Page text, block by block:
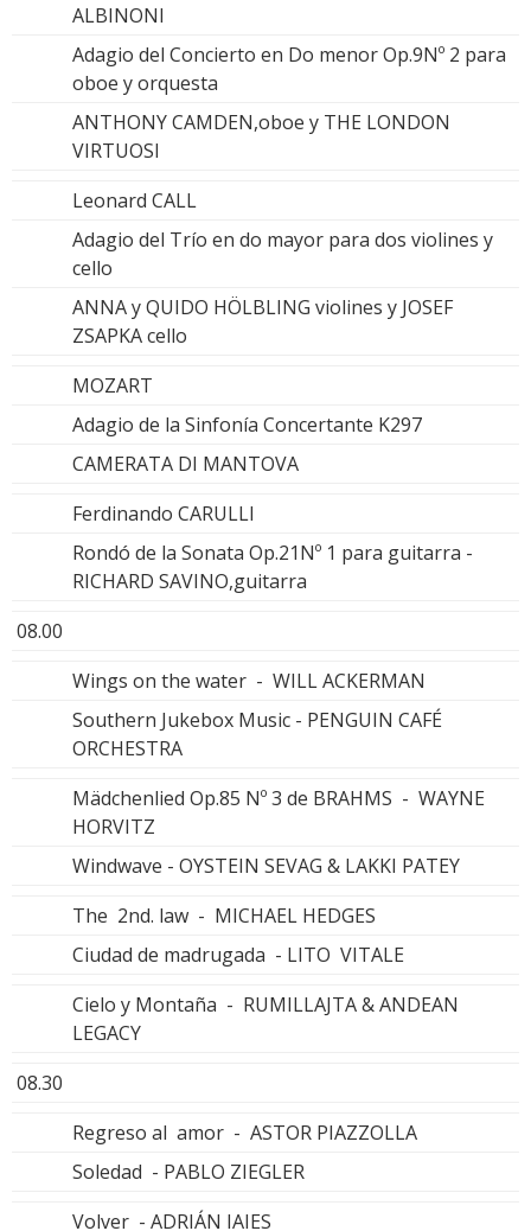
ALBINONI
Adagio del Concierto en Do menor Op.9Nº 2 para
oboe y orquesta
ANTHONY CAMDEN,oboe y THE LONDON
VIRTUOSI
Leonard CALL
Adagio del Trío en do mayor para dos violines y
cello
ANNA y QUIDO HÖLBLING violines y JOSEF
ZSAPKA cello
MOZART
Adagio de la Sinfonía Concertante K297
CAMERATA DI MANTOVA
Ferdinando CARULLI
Rondó de la Sonata Op.21Nº 1 para guitarra -
RICHARD SAVINO,guitarra
08.00
Wings on the water - WILL ACKERMAN
Southern Jukebox Music - PENGUIN CAFÉ
ORCHESTRA
Mädchenlied Op.85 Nº 3 de BRAHMS - WAYNE
HORVITZ
Windwave - OYSTEIN SEVAG & LAKKI PATEY
The 2nd. law - MICHAEL HEDGES
Ciudad de madrugada - LITO VITALE
Cielo y Montaña - RUMILLAJTA & ANDEAN
LEGACY
08.30
Regreso al amor - ASTOR PIAZZOLLA
Soledad - PABLO ZIEGLER
Volver - ADRIÁN IAIES